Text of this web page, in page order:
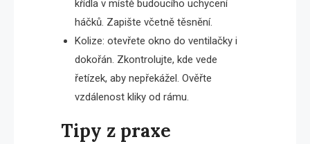
křídla v místě budoucího uchycení
háčků. Zapište včetně těsnění.
Kolize: otevřete okno do ventilačky i
dokořán. Zkontrolujte, kde vede
řetízek, aby nepřekážel. Ověřte
vzdálenost kliky od rámu.
Tipy z praxe